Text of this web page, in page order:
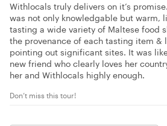
Withlocals truly delivers on it’s
was not only knowledgable but warm,
tasting a wide variety of Maltese food
the provenance of each tasting item &
pointing out significant sites. It was
new friend who clearly loves her
her and Withlocals highly enough.
Don’t miss this tour!